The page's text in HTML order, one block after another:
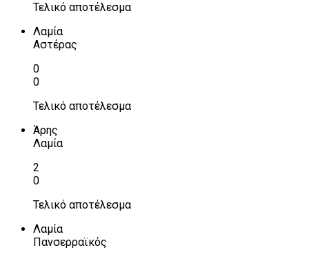
Τελικό αποτέλεσμα
Λαμία
Αστέρας
0
0
Τελικό αποτέλεσμα
Άρης
Λαμία
2
0
Τελικό αποτέλεσμα
Λαμία
Πανσερραϊκός